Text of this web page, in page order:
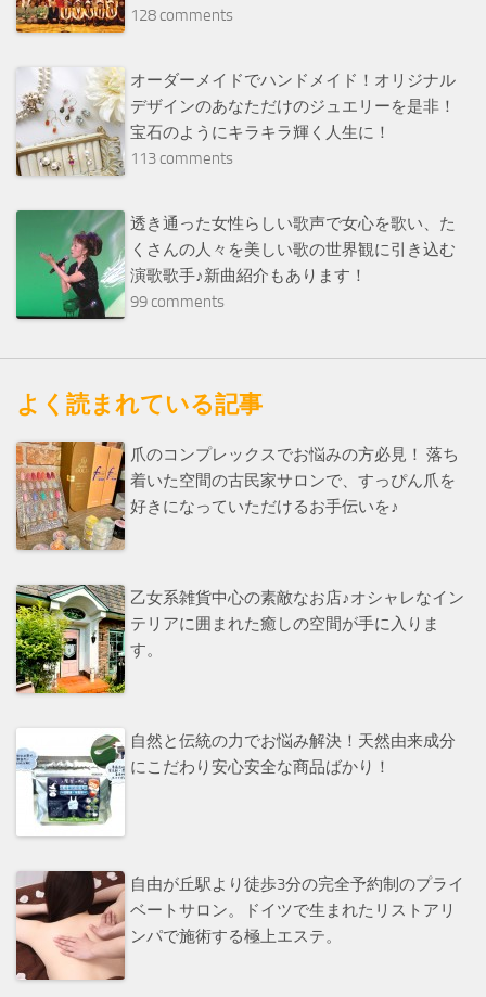
128 comments
オーダーメイドでハンドメイド！オリジナル
デザインのあなただけのジュエリーを是非！
宝石のようにキラキラ輝く人生に！
113 comments
透き通った女性らしい歌声で女心を歌い、た
くさんの人々を美しい歌の世界観に引き込む
演歌歌手♪新曲紹介もあります！
99 comments
よく読まれている記事
爪のコンプレックスでお悩みの方必見！ 落ち
着いた空間の古民家サロンで、すっぴん爪を
好きになっていただけるお手伝いを♪
乙女系雑貨中心の素敵なお店♪オシャレなイン
テリアに囲まれた癒しの空間が手に入りま
す。
自然と伝統の力でお悩み解決！天然由来成分
にこだわり安心安全な商品ばかり！
自由が丘駅より徒歩3分の完全予約制のプライ
ベートサロン。ドイツで生まれたリストアリ
ンパで施術する極上エステ。